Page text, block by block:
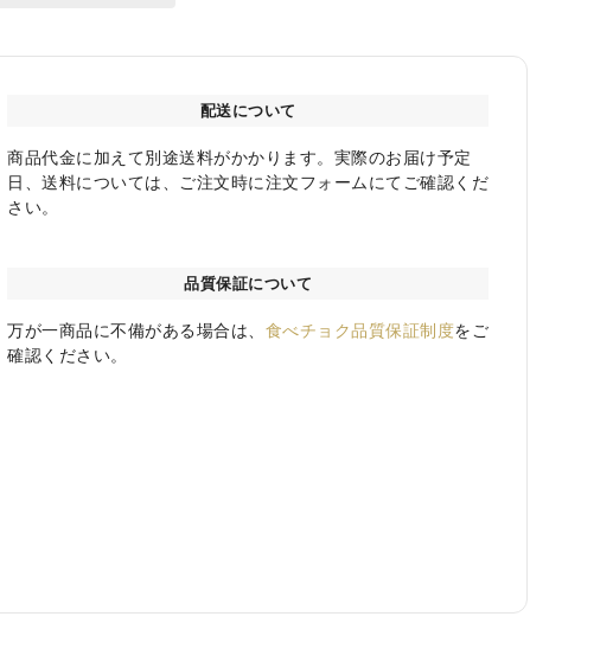
配送について
商品代金に加えて別途送料がかかります。実際のお届け予定
日、送料については、ご注文時に注文フォームにてご確認くだ
さい。
品質保証について
万が一商品に不備がある場合は、 食べチョク品質保証制度をご
確認ください。